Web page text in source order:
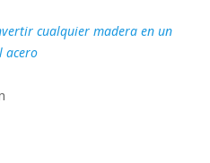
cualquier madera en un
acero